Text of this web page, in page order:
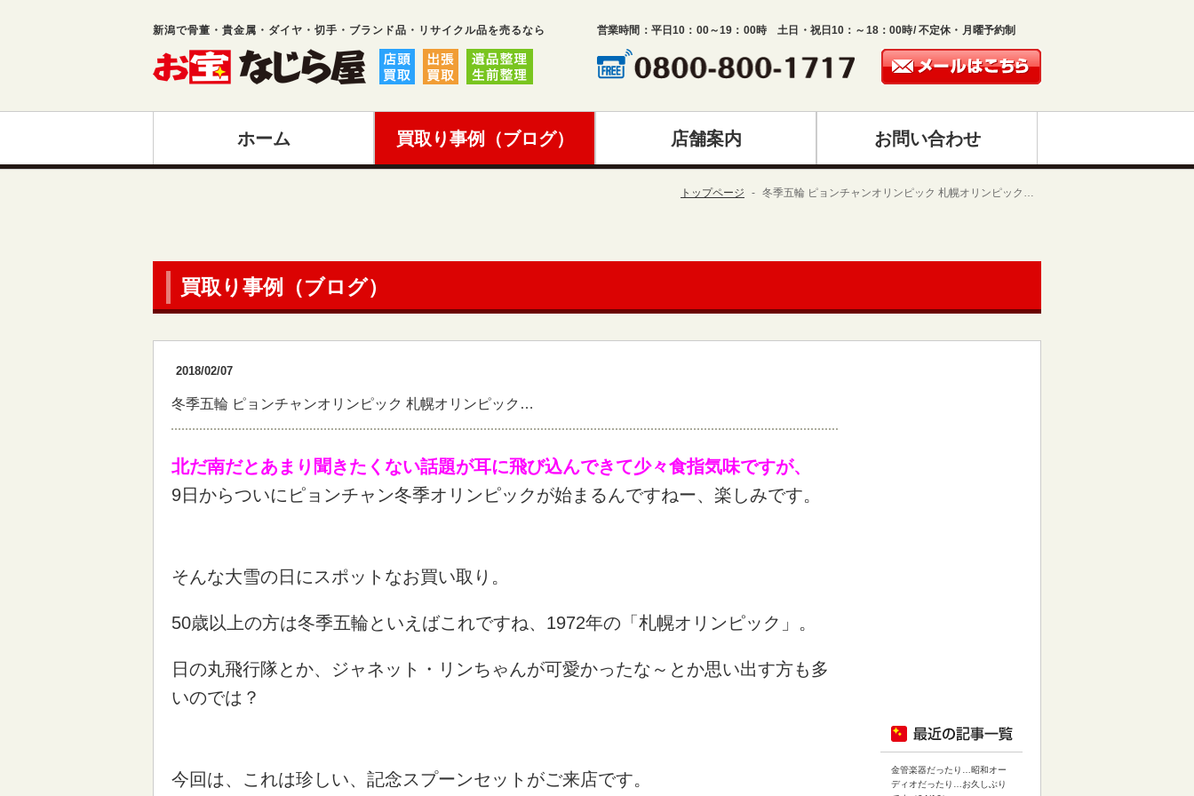
新潟で骨董・貴金属・ダイヤ・切手・ブランド品・リサイクル品を売るなら 営業時間：平日10：00～19：00時 土日・祝日10：～18：00時/ 不定休・月曜予約制
ホーム 買取り事例（ブログ） 店舗案内 お問い合わせ
トップページ 冬季五輪 ピョンチャンオリンピック 札幌オリンピック…
買取り事例（ブログ）
2018/02/07
冬季五輪 ピョンチャンオリンピック 札幌オリンピック…
北だ南だとあまり聞きたくない話題が耳に飛び込んできて少々食指気味ですが、
9日からついにピョンチャン冬季オリンピックが始まるんですねー、楽しみです。
そんな大雪の日にスポットなお買い取り。
50歳以上の方は冬季五輪といえばこれですね、1972年の「札幌オリンピック」。
日の丸飛行隊とか、ジャネット・リンちゃんが可愛かったな～とか思い出す方も多
いのでは？
今回は、これは珍しい、記念スプーンセットがご来店です。
金管楽器だったり…昭和オー
ディオだったり…お久しぶり